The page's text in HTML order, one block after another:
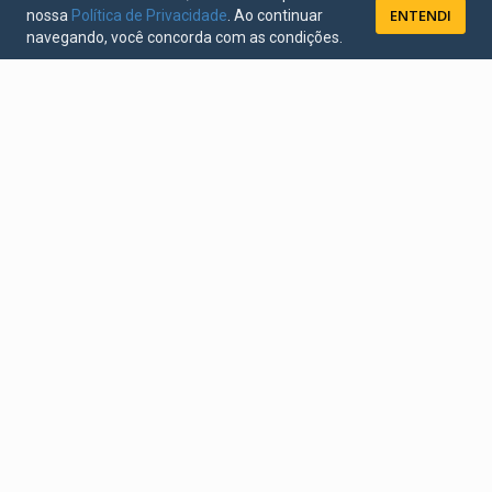
nossa Política de Privacidade . Ao continuar
navegando, você concorda com as condições.
ENTENDI